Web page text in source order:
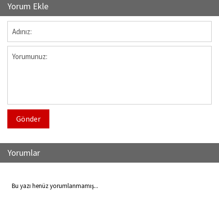
Yorum Ekle
Gönder
Yorumlar
Bu yazı henüz yorumlanmamış...